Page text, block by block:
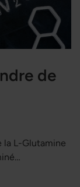
de
la L-Glutamine